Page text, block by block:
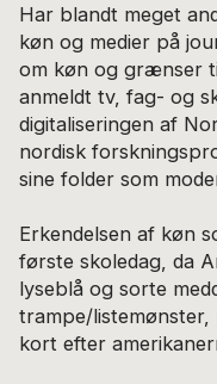
Har blandt meget
køn og medier på
om køn og grænser
anmeldt tv, fag- og
digitaliseringen af
nordisk
sine folder som
Erkendelsen af køn
første skoledag, da
lyseblå og sorte
trampe/
kort efter